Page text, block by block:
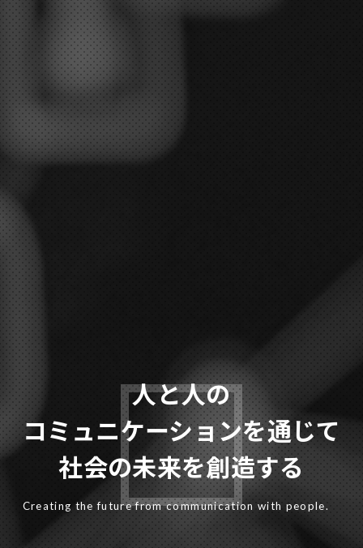
人と人の
コミュニケーションを通じて
社会の未来を創造する
Creating the future from communication with people.